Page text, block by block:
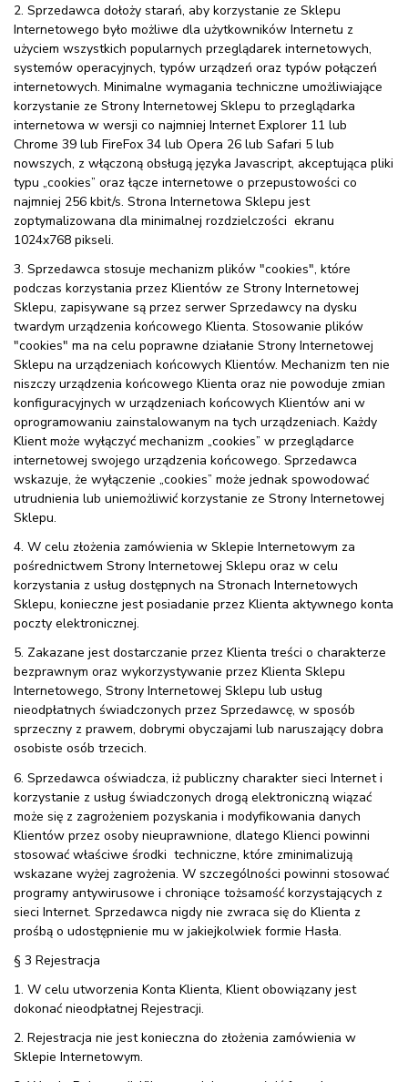
2. Sprzedawca dołoży starań, aby korzystanie ze Sklepu
Internetowego było możliwe dla użytkowników Internetu z
użyciem wszystkich popularnych przeglądarek internetowych,
systemów operacyjnych, typów urządzeń oraz typów połączeń
internetowych. Minimalne wymagania techniczne umożliwiające
korzystanie ze Strony Internetowej Sklepu to przeglądarka
internetowa w wersji co najmniej Internet Explorer 11 lub
Chrome 39 lub FireFox 34 lub Opera 26 lub Safari 5 lub
nowszych, z włączoną obsługą języka Javascript, akceptująca pliki
typu „cookies” oraz łącze internetowe o przepustowości co
najmniej 256 kbit/s. Strona Internetowa Sklepu jest
zoptymalizowana dla minimalnej rozdzielczości ekranu
1024x768 pikseli.
3. Sprzedawca stosuje mechanizm plików "cookies", które
podczas korzystania przez Klientów ze Strony Internetowej
Sklepu, zapisywane są przez serwer Sprzedawcy na dysku
twardym urządzenia końcowego Klienta. Stosowanie plików
"cookies" ma na celu poprawne działanie Strony Internetowej
Sklepu na urządzeniach końcowych Klientów. Mechanizm ten nie
niszczy urządzenia końcowego Klienta oraz nie powoduje zmian
konfiguracyjnych w urządzeniach końcowych Klientów ani w
oprogramowaniu zainstalowanym na tych urządzeniach. Każdy
Klient może wyłączyć mechanizm „cookies” w przeglądarce
internetowej swojego urządzenia końcowego. Sprzedawca
wskazuje, że wyłączenie „cookies” może jednak spowodować
utrudnienia lub uniemożliwić korzystanie ze Strony Internetowej
Sklepu.
4. W celu złożenia zamówienia w Sklepie Internetowym za
pośrednictwem Strony Internetowej Sklepu oraz w celu
korzystania z usług dostępnych na Stronach Internetowych
Sklepu, konieczne jest posiadanie przez Klienta aktywnego konta
poczty elektronicznej.
5. Zakazane jest dostarczanie przez Klienta treści o charakterze
bezprawnym oraz wykorzystywanie przez Klienta Sklepu
Internetowego, Strony Internetowej Sklepu lub usług
nieodpłatnych świadczonych przez Sprzedawcę, w sposób
sprzeczny z prawem, dobrymi obyczajami lub naruszający dobra
osobiste osób trzecich.
6. Sprzedawca oświadcza, iż publiczny charakter sieci Internet i
korzystanie z usług świadczonych drogą elektroniczną wiązać
może się z zagrożeniem pozyskania i modyfikowania danych
Klientów przez osoby nieuprawnione, dlatego Klienci powinni
stosować właściwe środki techniczne, które zminimalizują
wskazane wyżej zagrożenia. W szczególności powinni stosować
programy antywirusowe i chroniące tożsamość korzystających z
sieci Internet. Sprzedawca nigdy nie zwraca się do Klienta z
prośbą o udostępnienie mu w jakiejkolwiek formie Hasła.
§ 3 Rejestracja
1. W celu utworzenia Konta Klienta, Klient obowiązany jest
dokonać nieodpłatnej Rejestracji.
2. Rejestracja nie jest konieczna do złożenia zamówienia w
Sklepie Internetowym.